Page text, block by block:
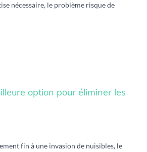
nécessaire, le problème risque de
option pour éliminer les
fin à une invasion de nuisibles, le